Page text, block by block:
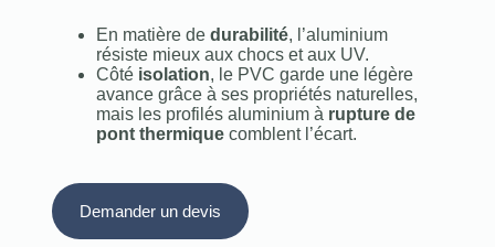
En matière de durabilité, l’aluminium
résiste mieux aux chocs et aux UV.
Côté isolation, le PVC garde une légère
avance grâce à ses propriétés naturelles,
mais les profilés aluminium à rupture de
pont thermiquecomblent l’écart.
Demander un devis